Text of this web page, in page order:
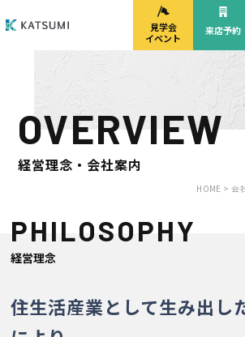
モデルハウス
来場予約
見学会・
イベント
来店予約
見学会
イベント
来店予約
OVERVIEW
経営理念・会社案内
HOME > 会
PHILOSOPHY
経営理念
住生活産業として生み出し